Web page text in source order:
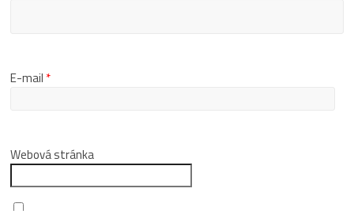
E-mail *
Webová stránka